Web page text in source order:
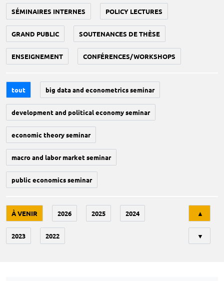
SÉMINAIRES INTERNES POLICY LECTURES
GRAND PUBLIC SOUTENANCES DE THÈSE
ENSEIGNEMENT CONFÉRENCES/WORKSHOPS
tout big data and econometrics seminar
development and political economy seminar
economic theory seminar
macro and labor market seminar
public economics seminar
À VENIR 2026 2025 2024
2023 2022
▲
▼